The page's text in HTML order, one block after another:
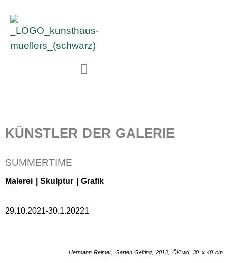
Hermann Reimer, Garten Gelting, 2013, Öl/Lwd, 30 x 40 cm
KÜNSTLER DER GALERIE
SUMMERTIME
Malerei | Skulptur | Grafik
29.10.2021-30.1.20221​